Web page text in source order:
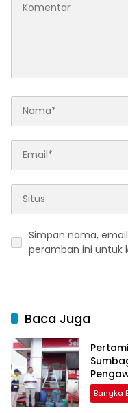
Simpan nama,
peramban ini untuk
Baca Juga
bagi
Bangka